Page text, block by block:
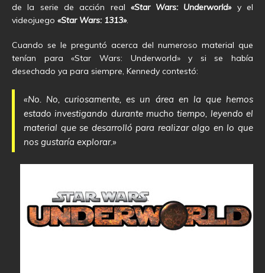
de la serie de acción real «Star Wars: Underworld»y el
videojuego «Star Wars: 1313».
Cuando se le preguntó acerca del numeroso material que
tenían para «Star Wars: Underworld» y si se había
desechado ya para siempre, Kennedy contestó:
«No. No, curiosamente, es un área en la que hemos
estado investigando durante mucho tiempo, leyendo el
material que se desarrolló para realizar algo en lo que
nos gustaría explorar.»